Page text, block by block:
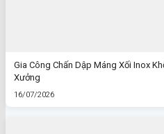
Gia Công Chấn Dập Máng Xối Inox
Xưởng
16/07/2026